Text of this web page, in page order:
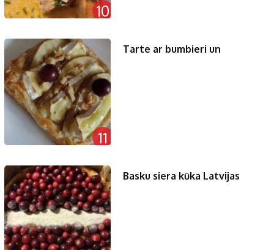
10
11
Tarte ar bumbieri un
Basku siera kūka Latvijas